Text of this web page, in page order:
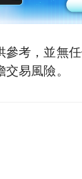
考，並無
易風險。